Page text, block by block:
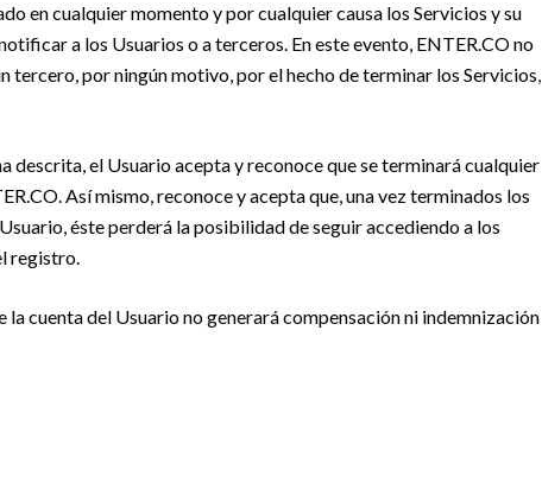
en cualquier momento y por cualquier causa los Servicios y su
a los Usuarios o a terceros. En este evento, ENTER.CO no
tercero, por ningún motivo, por el hecho de terminar los Servicios,
descrita, el Usuario acepta y reconoce que se terminará cualquier
Así mismo, reconoce y acepta que, una vez terminados los
éste perderá la posibilidad de seguir accediendo a los
registro.
la cuenta del Usuario no generará compensación ni indemnización